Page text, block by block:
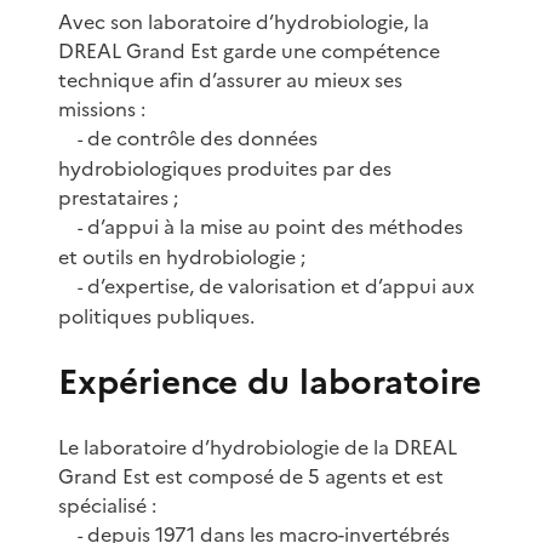
Avec son laboratoire d’hydrobiologie, la
DREAL Grand Est garde une compétence
technique afin d’assurer au mieux ses
missions :
-de contrôle des données
hydrobiologiques produites par des
prestataires ;
-d’appui à la mise au point des méthodes
et outils en hydrobiologie ;
-d’expertise, de valorisation et d’appui aux
politiques publiques.
Expérience du laboratoire
Le laboratoire d’hydrobiologie de la DREAL
Grand Est est composé de 5 agents et est
spécialisé :
-depuis 1971 dans les macro-invertébrés